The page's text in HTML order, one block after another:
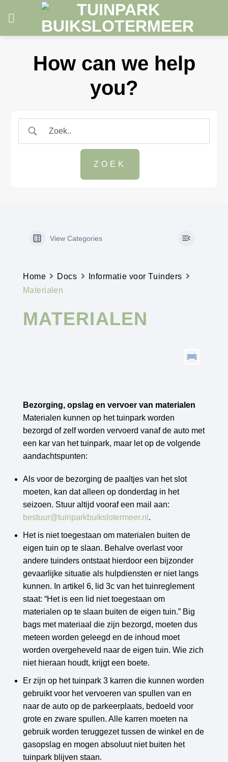
How can we help
you?
View Categories
Home Docs
Informatie voor Tuinders
Materialen
MATERIALEN
Bezorging, opslag en vervoer van materialen
Materialen kunnen op het tuinpark worden
bezorgd of zelf worden vervoerd vanaf de auto met
een kar van het tuinpark, maar let op de volgende
aandachtspunten:
Als voor de bezorging de paaltjes van het slot
moeten, kan dat alleen op donderdag in het
seizoen. Stuur altijd vooraf een mail aan:
bestuur@tuinparkbuikslotermeer.nl .
Het is niet toegestaan om materialen buiten de
eigen tuin op te slaan. Behalve overlast voor
andere tuinders ontstaat hierdoor een bijzonder
gevaarlijke situatie als hulpdiensten er niet langs
kunnen. In artikel 6, lid 3c van het tuinreglement
staat: “Het is een lid niet toegestaan om
materialen op te slaan buiten de eigen tuin.” Big
bags met materiaal die zijn bezorgd, moeten dus
meteen worden geleegd en de inhoud moet
worden overgeheveld naar de eigen tuin. Wie zich
niet hieraan houdt, krijgt een boete.
Er zijn op het tuinpark 3 karren die kunnen worden
gebruikt voor het vervoeren van spullen van en
naar de auto op de parkeerplaats, bedoeld voor
grote en zware spullen. Alle karren moeten na
gebruik worden teruggezet tussen de winkel en de
gasopslag en mogen absoluut niet buiten het
tuinpark blijven staan.